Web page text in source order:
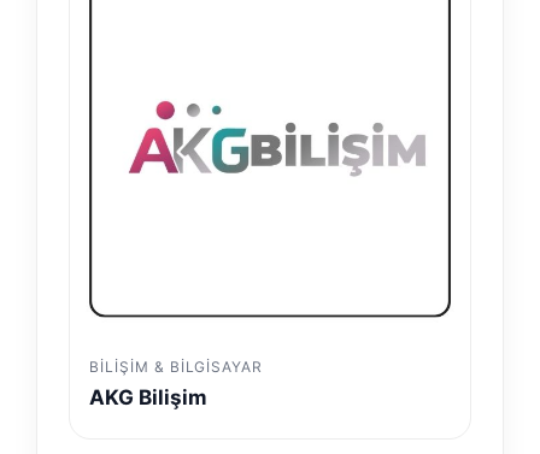
BILIŞIM & BILGISAYAR
AKG Bilişim